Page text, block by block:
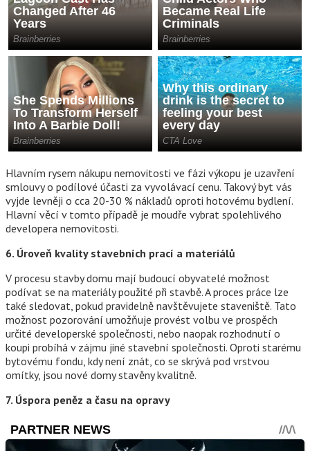
Hlavním rysem nákupu nemovitosti ve fázi výkopu je uzavření
smlouvy o podílové účasti za vyvolávací cenu. Takový byt vás
vyjde levněji o cca 20-30 % nákladů oproti hotovému bydlení.
Hlavní věcí v tomto případě je moudře vybrat spolehlivého
developera nemovitosti.
6. Úroveň kvality stavebních prací a materiálů
V procesu stavby domu mají budoucí obyvatelé možnost
podívat se na materiály použité při stavbě. A proces práce lze
také sledovat, pokud pravidelně navštěvujete staveniště. Tato
možnost pozorování umožňuje provést volbu ve prospěch
určité developerské společnosti, nebo naopak rozhodnutí o
koupi probíhá v zájmu jiné stavební společnosti. Oproti starému
bytovému fondu, kdy není znát, co se skrývá pod vrstvou
omítky, jsou nové domy stavěny kvalitně.
7. Úspora peněz a času na opravy